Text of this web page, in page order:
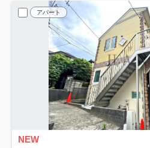
アパート
NEW